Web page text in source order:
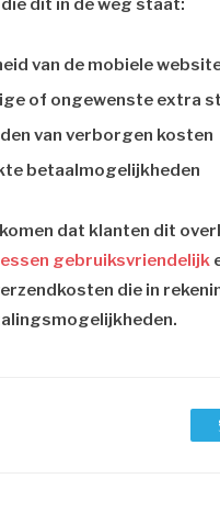
dit in de weg staat:
van de mobiele
of ongewenste extra
van verborgen kosten
betaalmogelijkheden
dat klanten dit
gebruiksvriendelijk
die in